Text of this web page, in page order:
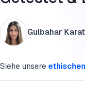
Gulbahar
Siehe unsere
Was ist ein Proxy-